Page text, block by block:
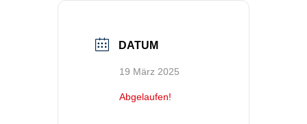
DATUM
19 März 2025
Abgelaufen!